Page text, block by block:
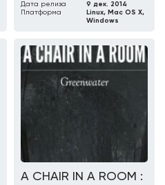
Дата релиза
9 дек. 2014
Платформа
Linux, Mac OS X,
Windows
A CHAIR IN A ROOM :